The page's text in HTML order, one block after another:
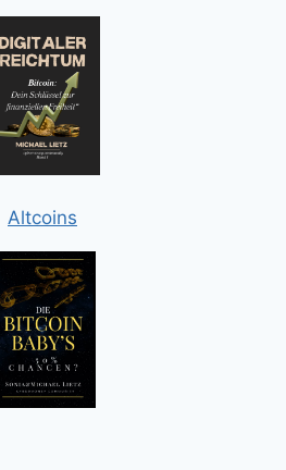
Altcoins